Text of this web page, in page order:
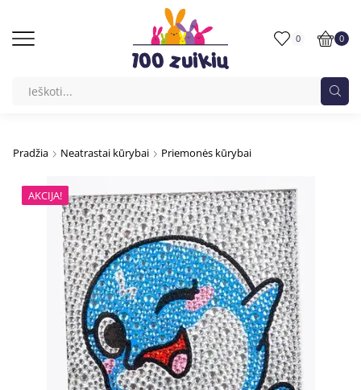
0 0
Pradžia Neatrastai kūrybai Priemonės kūrybai
AKCIJA!